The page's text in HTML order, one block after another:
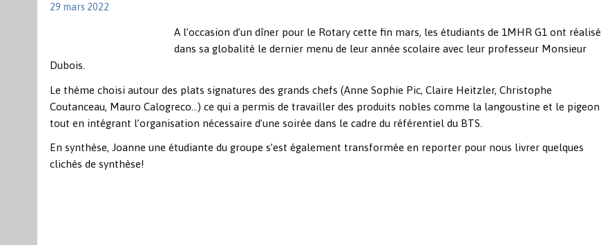
29 mars 2022
A l’occasion d’un dîner pour le Rotary cette fin mars, les étudiants de 1MHR G1 ont réalisé
dans sa globalité le dernier menu de leur année scolaire avec leur professeur Monsieur
Dubois.
Le thème choisi autour des plats signatures des grands chefs (Anne Sophie Pic, Claire Heitzler, Christophe
Coutanceau, Mauro Calogreco…) ce qui a permis de travailler des produits nobles comme la langoustine et le pigeon
tout en intégrant l’organisation nécessaire d’une soirée dans le cadre du référentiel du BTS.
En synthèse, Joanne une étudiante du groupe s’est également transformée en reporter pour nous livrer quelques
clichés de synthèse!